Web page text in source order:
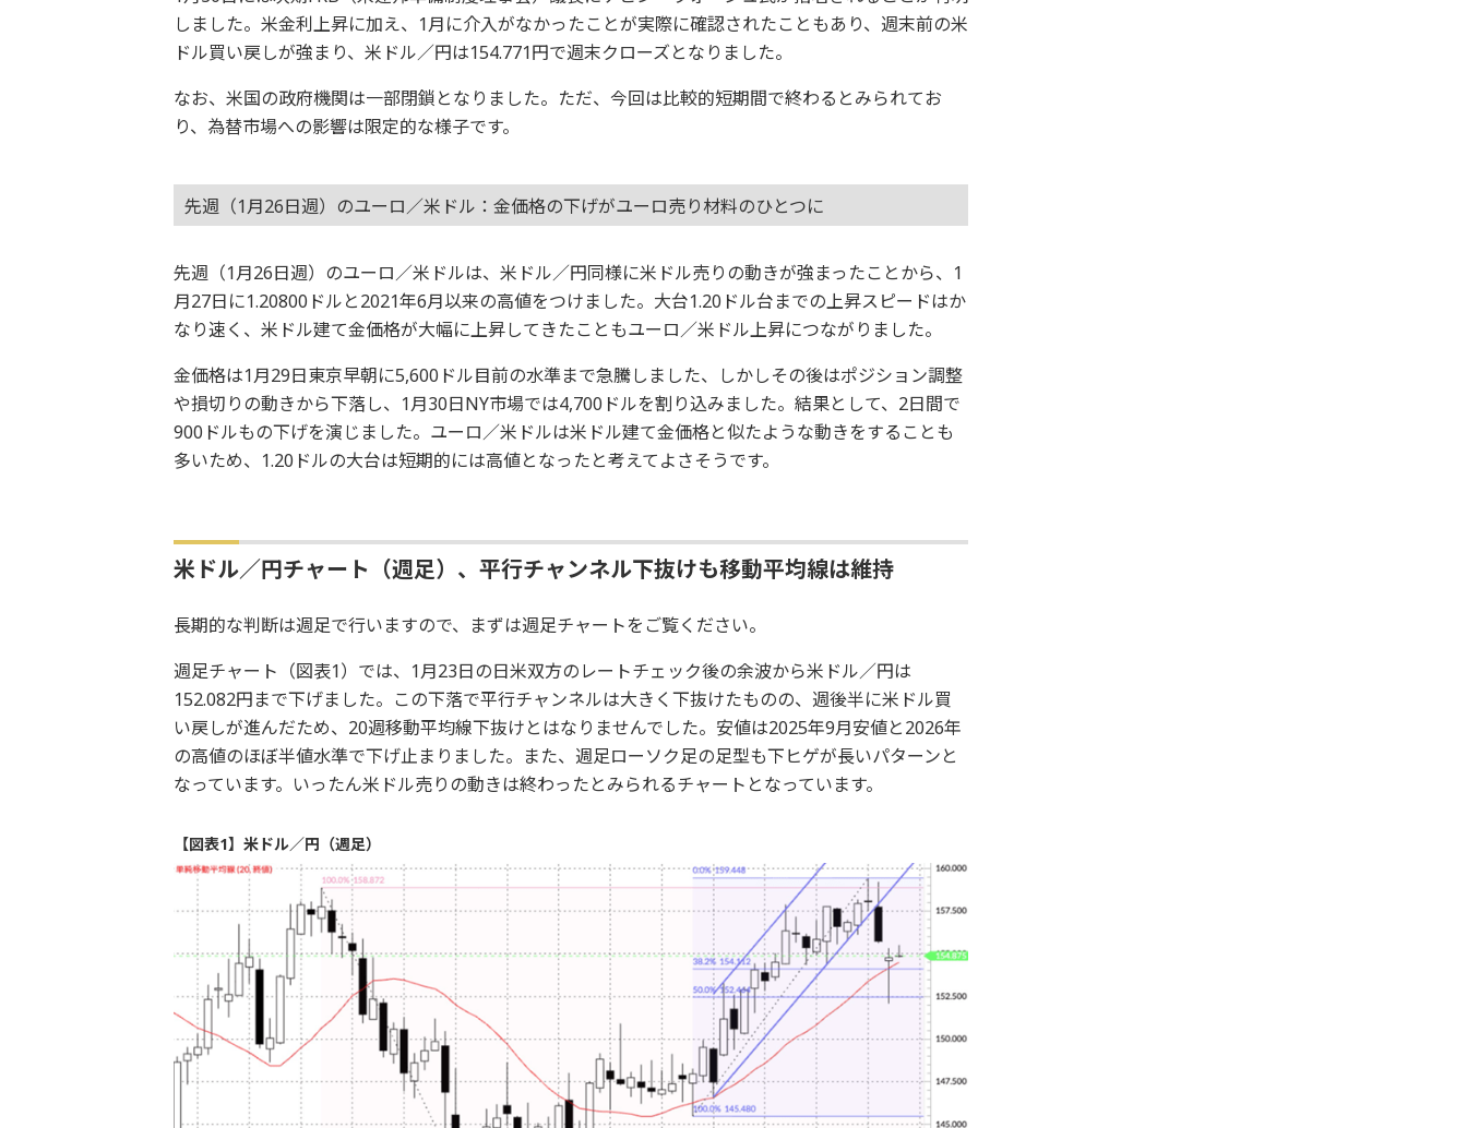
しました。米金利上昇に加え、1月に介入がなかったことが実際に確認されたこともあり、週末前の米
ドル買い戻しが強まり、米ドル／円は154.771円で週末クローズとなりました。
なお、米国の政府機関は一部閉鎖となりました。ただ、今回は比較的短期間で終わるとみられてお
り、為替市場への影響は限定的な様子です。
先週（1月26日週）のユーロ／米ドル：金価格の下げがユーロ売り材料のひとつに
先週（1月26日週）のユーロ／米ドルは、米ドル／円同様に米ドル売りの動きが強まったことから、1
月27日に1.20800ドルと2021年6月以来の高値をつけました。大台1.20ドル台までの上昇スピードはか
なり速く、米ドル建て金価格が大幅に上昇してきたこともユーロ／米ドル上昇につながりました。
金価格は1月29日東京早朝に5,600ドル目前の水準まで急騰しました、しかしその後はポジション調整
や損切りの動きから下落し、1月30日NY市場では4,700ドルを割り込みました。結果として、2日間で
900ドルもの下げを演じました。ユーロ／米ドルは米ドル建て金価格と似たような動きをすることも
多いため、1.20ドルの大台は短期的には高値となったと考えてよさそうです。
米ドル／円チャート（週足）、平行チャンネル下抜けも移動平均線は維持
長期的な判断は週足で行いますので、まずは週足チャートをご覧ください。
週足チャート（図表1）では、1月23日の日米双方のレートチェック後の余波から米ドル／円は
152.082円まで下げました。この下落で平行チャンネルは大きく下抜けたものの、週後半に米ドル買
い戻しが進んだため、20週移動平均線下抜けとはなりませんでした。安値は2025年9月安値と2026年
の高値のほぼ半値水準で下げ止まりました。また、週足ローソク足の足型も下ヒゲが長いパターンと
なっています。いったん米ドル売りの動きは終わったとみられるチャートとなっています。
【図表1】米ドル／円（週足）